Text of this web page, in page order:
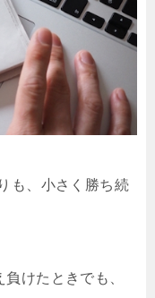
も、小さく勝ち続
けたときでも、